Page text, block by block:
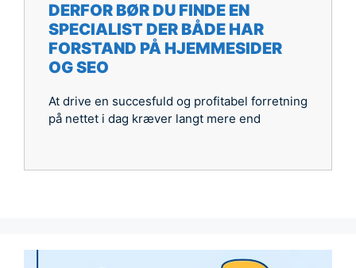
DERFOR BØR DU FINDE EN
SPECIALIST DER BÅDE HAR
FORSTAND PÅ HJEMMESIDER
OG SEO
At drive en succesfuld og profitabel forretning
på nettet i dag kræver langt mere end